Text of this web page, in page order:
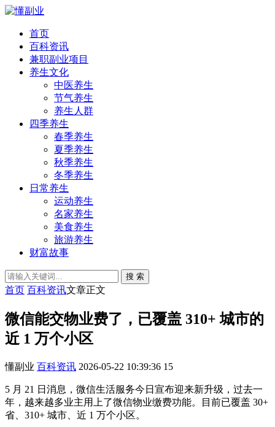
首页
百科资讯
兼职副业项目
养生文化
中医养生
节气养生
养生人群
四季养生
春季养生
夏季养生
秋季养生
冬季养生
日常养生
运动养生
名家养生
美食养生
旅游养生
财富故事
搜 索
首页 百科资讯文章正文
微信能交物业费了，已覆盖 310+ 城市的
近 1 万个小区
懂副业 百科资讯 2026-05-22 10:39:36 15
5 月 21 日消息，微信生活服务今日宣布迎来新升级，过去一
年，越来越多业主用上了微信物业缴费功能。目前已覆盖 30+
省、310+ 城市、近 1 万个小区。